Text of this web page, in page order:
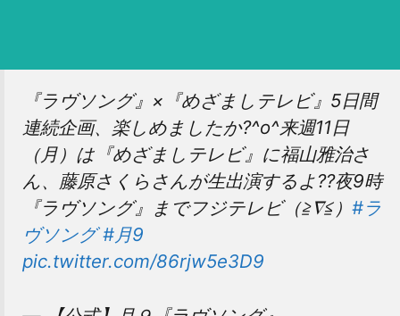
『ラヴソング』×『めざましテレビ』5日間
連続企画、楽しめましたか?^o^来週11日
（月）は『めざましテレビ』に福山雅治さ
ん、藤原さくらさんが生出演するよ??夜9時
『ラヴソング』までフジテレビ（≧∇≦） #ラ
ヴソング #月9
pic.twitter.com/86rjw5e3D9